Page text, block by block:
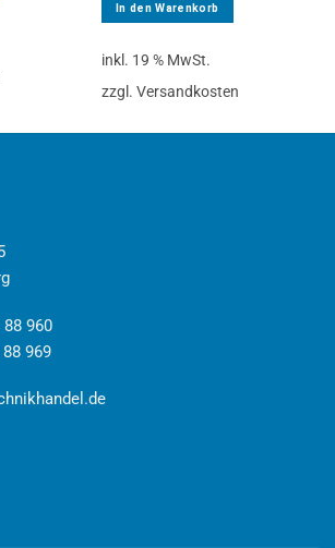
In den Warenkorb
inkl. 19 % MwSt.
zzgl. Versandkosten
960
969